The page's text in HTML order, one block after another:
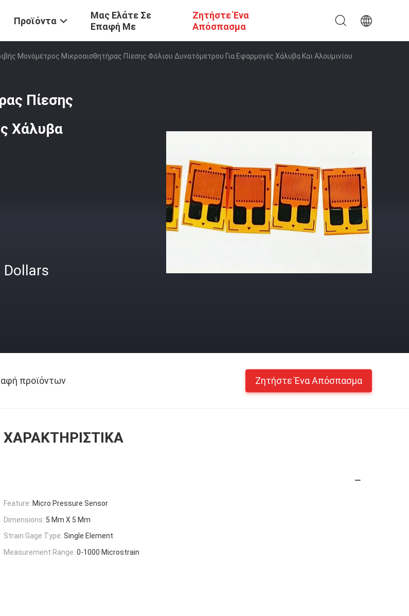
Προϊόντα
Μας Ελάτε Σε
Επαφή Με
Ζητήστε Ένα
Απόσπασμα
Μονόμέτρος Μικροαισθητήρας Πίεσης Φόλιου Δυνατόμετρου Για Εφαρμογές Χάλυβα Και Αλουμινίου
Πίεσης
Χάλυβα
Dollars
προϊόντων Ζητήστε Ένα Απόσπασμα
ΧΑΡΑΚΤΗΡΙΣΤΙΚΆ
Feature: Micro Pressure Sensor
Dimensions: 5 Mm X 5 Mm
Strain Gage Type: Single Element
Measurement Range: 0-1000 Microstrain